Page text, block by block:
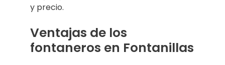
y precio.
Ventajas de los
fontaneros en Fontanillas